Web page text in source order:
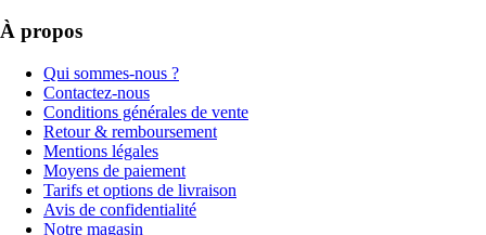
À propos
Qui sommes-nous ?
Contactez-nous
Conditions générales de vente
Retour & remboursement
Mentions légales
Moyens de paiement
Tarifs et options de livraison
Avis de confidentialité
Notre magasin